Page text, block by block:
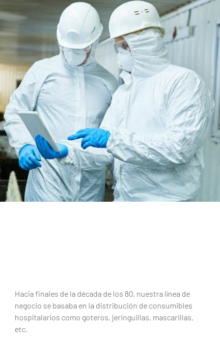
Hacia finales de la década de los 80, nuestra línea de
negocio se basaba en la distribución de consumibles
hospitalarios como goteros, jeringuillas, mascarillas,
etc.